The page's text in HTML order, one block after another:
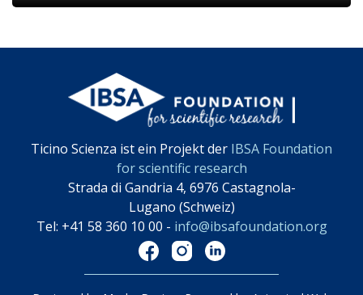
Ticino Scienza ist ein Projekt der IBSA Foundation
for scientific research
Strada di Gandria 4, 6976 Castagnola-
Lugano (Schweiz)
Tel: +41 58 360 10 00 - info@ibsafoundation.org